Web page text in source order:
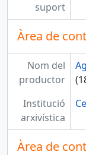
suport
Àrea de
Nom del
productor
Institució
arxivística
Àrea de